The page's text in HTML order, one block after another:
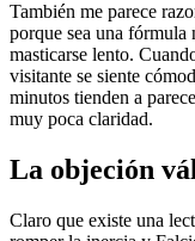
También me parece
porque sea una fórmula
masticarse lento.
visitante se siente
minutos tienden a
muy poca claridad.
La objeción
Claro que existe una